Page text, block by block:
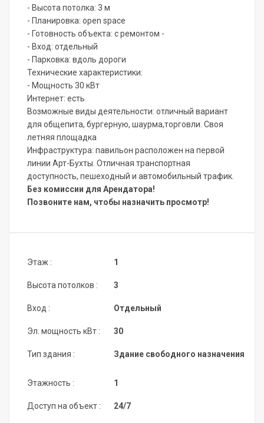
- Высота потолка: 3 м
- Планировка: open space
- Готовность объекта: с ремонтом -
- Вход: отдельный
- Парковка: вдоль дороги
Технические характеристики:
- Мощность 30 кВт
Интернет: есть
Возможные виды деятельности: отличный вариант
для общепита, бургерную, шаурма,торговли. Своя
летняя площадка
Инфраструктура: павильон расположен на первой
линии Арт-Бухты. Отличная транспортная
доступность, пешеходный и автомобильный трафик.
Без комиссии для Арендатора!
Позвоните нам, чтобы назначить просмотр!
Этаж :
Высота потолков :
Вход :
Эл. мощность кВт :
Тип здания :
1
3
Отдельный
30
Здание свободного назначения
Этажность :
Доступ на объект :
1
24/7